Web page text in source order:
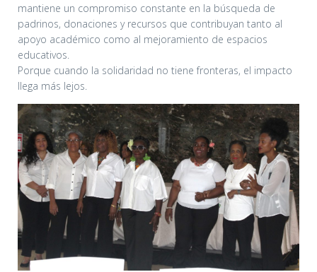
mantiene un compromiso constante en la búsqueda de
padrinos, donaciones y recursos que contribuyan tanto al
apoyo académico como al mejoramiento de espacios
educativos.
Porque cuando la solidaridad no tiene fronteras, el impacto
llega más lejos.